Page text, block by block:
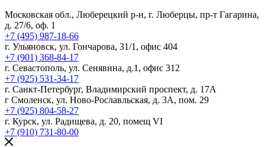
Московская обл., Люберецкий р-н, г. Люберцы, пр-т Гагарина,
д. 27/6, оф. 1
+7 (495) 987-18-66
г. Ульяновск, ул. Гончарова, 31/1, офис 404
+7 (901) 368-84-17
г. Севастополь, ул. Сенявина, д.1, офис 312
+7 (925) 531-34-17
г. Санкт-Петербург, Владимирский проспект, д. 17А
г Смоленск, ул. Ново-Рославльская, д. 3А, пом. 29
+7 (925) 804-58-27
г. Курск, ул. Радищева, д. 20, помещ VI
+7 (910) 731-80-00